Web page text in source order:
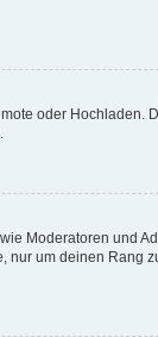
oder Hochladen.
Moderatoren und
nur um deinen Rang